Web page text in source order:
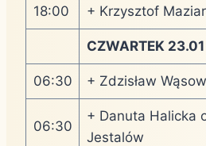
18:00 + Krzysztof
CZWARTEK 23.01
06:30 + Zdzisław
06:30
+ Danuta Halicka
Jestalów